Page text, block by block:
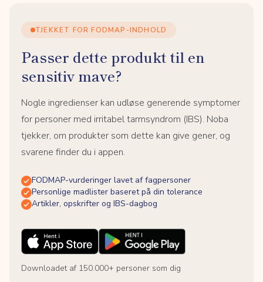
TJEKKET FOR FODMAP-INDHOLD
Passer dette produkt til en
sensitiv mave?
Nogle ingredienser kan udløse generende symptomer
for personer med irritabel tarmsyndrom (IBS). Noba
tjekker, om produkter som dette kan give gener, og
svarene finder du i appen.
FODMAP-vurderinger lavet af fagpersoner
Personlige madlister baseret på din tolerance
Artikler, opskrifter og IBS-dagbog
Downloadet af 150.000+ personer som dig